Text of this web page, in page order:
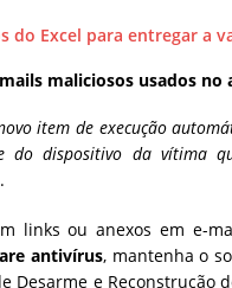
maliciosos usados
item de execução
do dispositivo da vítima
.
links ou anexos em e-
antivírus, mantenha o
Desarme e Reconstrução